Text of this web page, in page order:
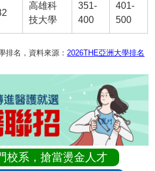
高雄科
技大學
351-
400
401-
500
排名，資料來源：2026THE亞洲大學排名
校系，搶當燙金人才